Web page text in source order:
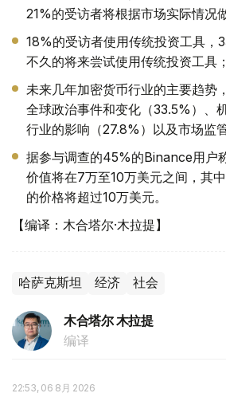
21%的受访者将根据市场实际情况
18%的受访者使用传统投资工具，
不久的将来尝试使用传统投资工具；
未来几年加密货币行业的主要趋势
全球政治事件和变化（33.5%）、
行业的影响（27.8%）以及市场监
据参与调查的45%的Binance用户
价值将在7万至10万美元之间，其
的价格将超过10万美元。
【编译：木合塔尔·木拉提】
哈萨克斯坦 经济 社会
木合塔尔 木拉提
编译
22:53, 06 8月 2026